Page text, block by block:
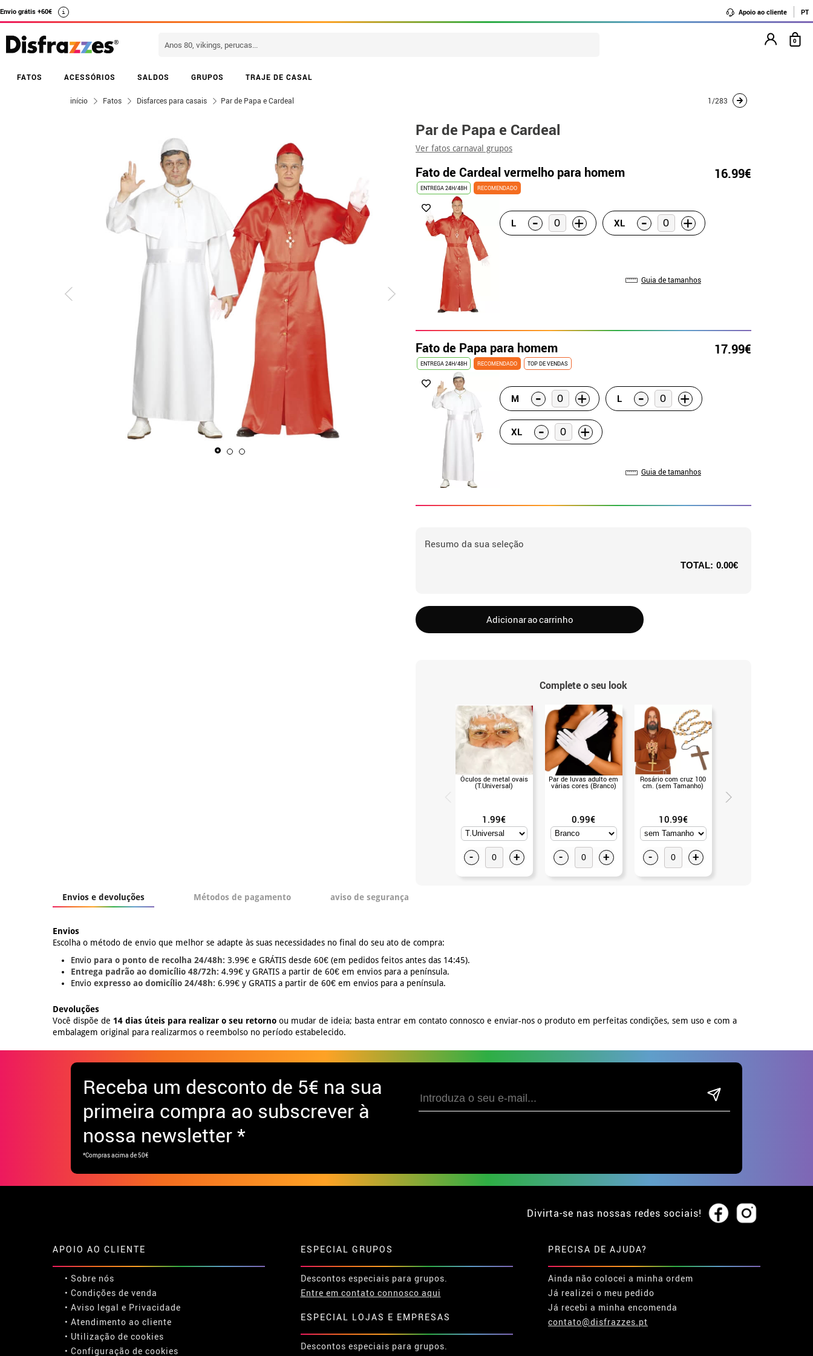
Envio grátis +60€ i Apoio ao cliente PT
FATOS ACESSÓRIOS SALDOS GRUPOS TRAJE DE CASAL
0
início Fatos Disfarces para casais Par de Papa e Cardeal 1/283
Par de Papa e Cardeal
Ver fatos carnaval grupos
Fato de Cardeal vermelho para homem 16.99€
ENTREGA 24H/48H RECOMENDADO
L - + XL - +
Guia de tamanhos
Fato de Papa para homem 17.99€
ENTREGA 24H/48H RECOMENDADO TOP DE VENDAS
M - + L - +
XL - +
Guia de tamanhos
Resumo da sua seleção
TOTAL: 0.00€
Adicionar ao carrinho
Complete o seu look
Óculos de metal ovais
(T.Universal)
1.99€
- +
Par de luvas adulto em
várias cores (Branco)
0.99€
- +
Rosário com cruz 100
cm. (sem Tamanho)
10.99€
- +
Envios e devoluções Métodos de pagamento aviso de segurança
Envios
Escolha o método de envio que melhor se adapte às suas necessidades no final do seu ato de compra:
Envio para o ponto de recolha 24/48h: 3.99€ e GRÁTIS desde 60€ (em pedidos feitos antes das 14:45).
Entrega padrão ao domicílio 48/72h: 4.99€ y GRATIS a partir de 60€ em envios para a península.
Envio expresso ao domicílio 24/48h: 6.99€ y GRATIS a partir de 60€ em envios para a península.
Devoluções
Você dispõe de 14 dias úteis para realizar o seu retorno ou mudar de ideia; basta entrar em contato connosco e enviar-nos o produto em perfeitas condições, sem uso e com a
embalagem original para realizarmos o reembolso no período estabelecido.
Receba um desconto de 5€ na sua
primeira compra ao subscrever à
nossa newsletter *
*Compras acima de 50€
Divirta-se nas nossas redes sociais!
APOIO AO CLIENTE
• Sobre nós
• Condições de venda
• Aviso legal e Privacidade
• Atendimento ao cliente
• Utilização de cookies
• Configuração de cookies
ESPECIAL GRUPOS
Descontos especiais para grupos.
Entre em contato connosco aqui
ESPECIAL LOJAS E EMPRESAS
Descontos especiais para grupos.
PRECISA DE AJUDA?
Ainda não colocei a minha ordem
Já realizei o meu pedido
Já recebi a minha encomenda
contato@disfrazzes.pt